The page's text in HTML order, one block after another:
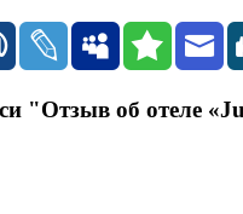
"Отзыв об отеле